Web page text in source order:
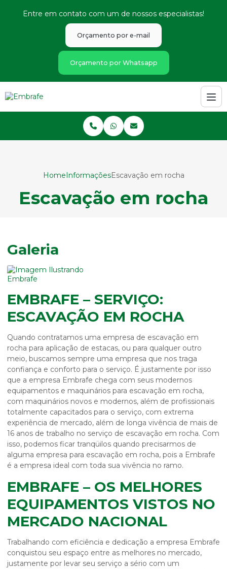
Entre em contato com um de nossos especialistas!
Orçamento por e-mail
Orçamento por Whatsapp
HomeInformaçõesEscavação em rocha
Escavação em rocha
Galeria
EMBRAFE – SERVIÇO:
ESCAVAÇÃO EM ROCHA
Quando contratamos uma empresa de escavação em
rocha para aplicação de estacas, ou para qualquer outro
meio, buscamos sempre uma empresa que nos traga
confiança e conforto para o serviço. É justamente por isso
que a empresa Embrafe chega com seus modernos
equipamentos e maquinários para escavação em rocha,
com maquinários novos e modernos, além de profissionais
totalmente capacitados para o serviço, com extrema
experiência de mercado, além de longa vivência de mais de
16 anos de trabalho no serviço de escavação em rocha. Com
isso, podemos ficar tranqüilos quando precisarmos de
alguma empresa para escavação em rocha, pois a Embrafe
é a empresa ideal com toda sua vivência no ramo.
EMBRAFE – OS MELHORES
EQUIPAMENTOS VISTOS NO
MERCADO NACIONAL
Trabalhando com eficiência e dedicação a empresa Embrafe
conquistou seu espaço entre as melhores no mercado,
justamente por levar seu serviço a sério com um